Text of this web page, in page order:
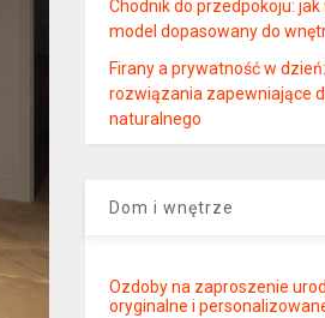
Chodnik do przedpokoju:
model dopasowany do
Firany a prywatność w
rozwiązania zapewniające
naturalnego
Dom i wnętrze
Ozdoby na zaproszenie
oryginalne i